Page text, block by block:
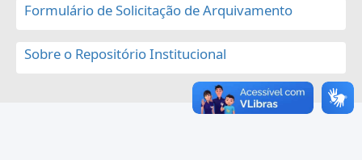
Formulário de Solicitação de Arquivamento
Sobre o Repositório Institucional